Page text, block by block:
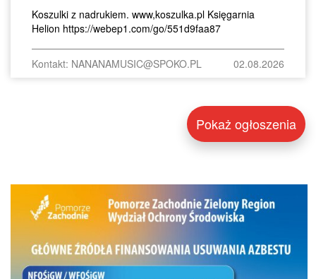
Koszulki z nadrukiem. www,koszulka.pl Księgarnia
Helion https://webep1.com/go/551d9faa87
Kontakt: NANANAMUSIC@SPOKO.PL 02.08.2026
Pokaż ogłoszenia